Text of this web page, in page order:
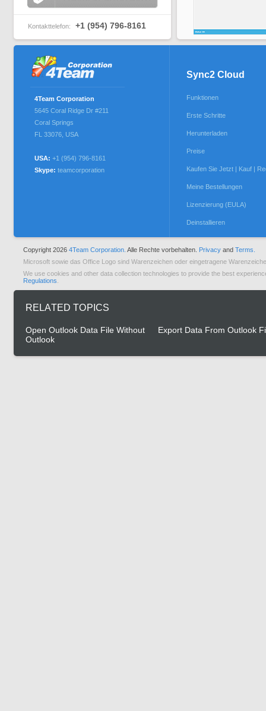
Kontakttelefon: +1 (954) 796-8161
4Team Corporation
5645 Coral Ridge Dr #211
Coral Springs
FL 33076 USA
USA: +1 (954) 796-8161
Skype: teamcorporation
Sync2 Cloud
Funktionen
Erste Schritte
Herunterladen
Preise
Kaufen Sie Jetzt | Kauf |
Meine Bestellungen
Lizenzierung (EULA)
Deinstallieren
Copyright 2026 4Team Corporation. Alle Rechte vorbehalten. Privacy and Terms.
Microsoft sowie das Office Logo sind Warenzeichen oder eingetragene
We use cookies and other data collection technologies to provide the best
Regulations
RELATED TOPICS
Open Outlook Data File Without
Outlook
Export Data From Outlook